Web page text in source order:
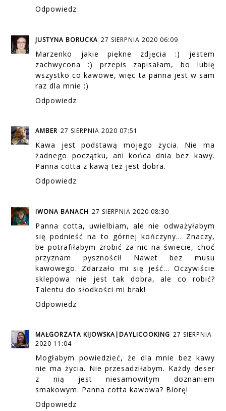
Odpowiedz
JUSTYNA BORUCKA 27 SIERPNIA 2020 06:09
Marzenko jakie piękne zdjęcia :) jestem
zachwycona :) przepis zapisałam, bo lubię
wszystko co kawowe, więc ta panna jest w sam
raz dla mnie :)
Odpowiedz
AMBER 27 SIERPNIA 2020 07:51
Kawa jest podstawą mojego życia. Nie ma
żadnego początku, ani końca dnia bez kawy.
Panna cotta z kawą też jest dobra.
Odpowiedz
IWONA BANACH 27 SIERPNIA 2020 08:30
Panna cotta, uwielbiam, ale nie odważyłabym
się podnieść na to górnej kończyny... Znaczy,
be potrafiłabym zrobić za nic na świecie, choć
przyznam pyszności! Nawet bez musu
kawowego. Zdarzało mi się jeść... Oczywiście
sklepowa nie jest tak dobra, ale co robić?
Talentu do słodkości mi brak!
Odpowiedz
MAŁGORZATA KIJOWSKA|DAYLICOOKING 27 SIERPNIA
2020 11:04
Mogłabym powiedzieć, że dla mnie bez kawy
nie ma życia. Nie przesadziłabym. Każdy deser
z nią jest niesamowitym doznaniem
smakowym. Panna cotta kawowa? Biorę!
Odpowiedz